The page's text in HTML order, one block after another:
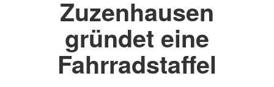
Zuzenhausen
gründet eine
Fahrradstaffel